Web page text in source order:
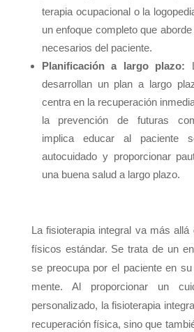
terapia ocupacional o la
un enfoque completo que
necesarios del paciente.
Planificación a largo plazo:
desarrollan un plan a largo
centra en la recuperación
la prevención de futuras
implica educar al paciente
autocuidado y proporcionar
una buena salud a largo plazo.
La fisioterapia integral va más allá
físicos estándar. Se trata de un
se preocupa por el paciente en
mente. Al proporcionar un
personalizado, la fisioterapia
recuperación física, sino que